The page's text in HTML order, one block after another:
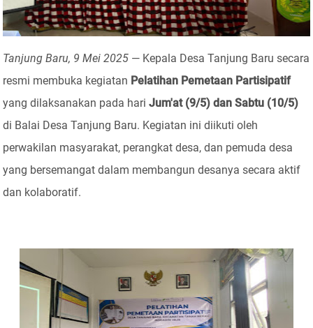
Tanjung Baru, 9 Mei 2025 — Kepala Desa Tanjung Baru secara
resmi membuka kegiatan Pelatihan Pemetaan Partisipatif
yang dilaksanakan pada hariJum'at (9/5) dan Sabtu (10/5)
di Balai Desa Tanjung Baru. Kegiatan ini diikuti oleh
perwakilan masyarakat, perangkat desa, dan pemuda desa
yang bersemangat dalam membangun desanya secara aktif
dan kolaboratif.